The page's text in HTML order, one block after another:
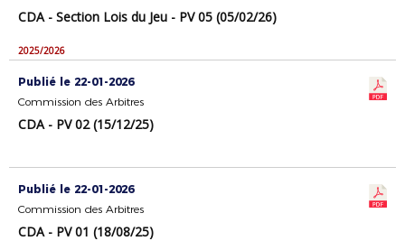
CDA - Section Lois du Jeu - PV 05 (05/02/26)
2025/2026
Publié le 22-01-2026
Commission des Arbitres
CDA - PV 02 (15/12/25)
Publié le 22-01-2026
Commission des Arbitres
CDA - PV 01 (18/08/25)